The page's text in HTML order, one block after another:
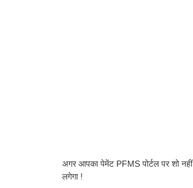
अगर आपका पेमेंट PFMS पोर्टल पर शो
लगेगा !